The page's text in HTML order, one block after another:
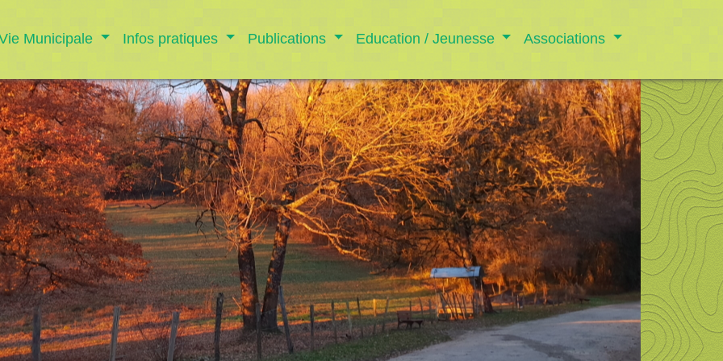
Municipale Infos pratiques Publications Education / Jeunesse Associations